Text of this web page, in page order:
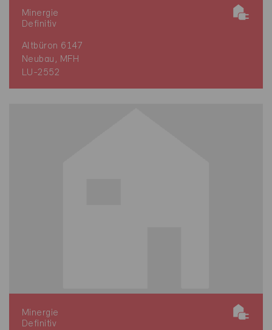
Minergie
Definitiv
Altbüron 6147
Neubau, MFH
LU-2552
Minergie
Definitiv